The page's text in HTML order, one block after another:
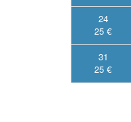
24
25 €
31
25 €